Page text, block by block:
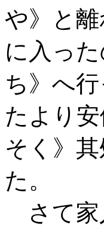
や》と
に入っ
ち》へ
たより
そく》
た。
さて家